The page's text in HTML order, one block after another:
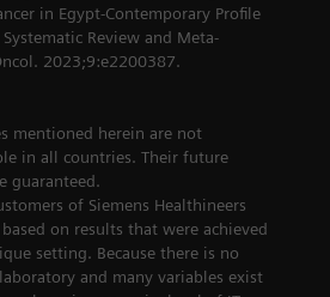
in Egypt-Contemporary Profile
Review and Meta-
2023;9:e2200387.
mentioned herein are not
in all countries. Their future
guaranteed.
of Siemens Healthineers
on results that were achieved
setting. Because there is no
and many variables exist